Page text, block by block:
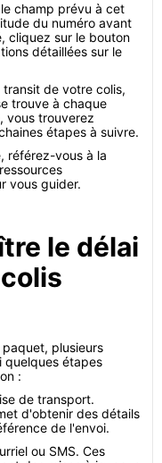
champ prévu à cet
du numéro avant
cliquez sur le bouton
détaillées sur le
de votre colis,
trouve à chaque
vous trouverez
étapes à suivre.
référez-vous à la
vous guider.
le délai
plusieurs
quelques étapes
:
de transport.
d'obtenir des détails
de l'envoi.
ou SMS. Ces